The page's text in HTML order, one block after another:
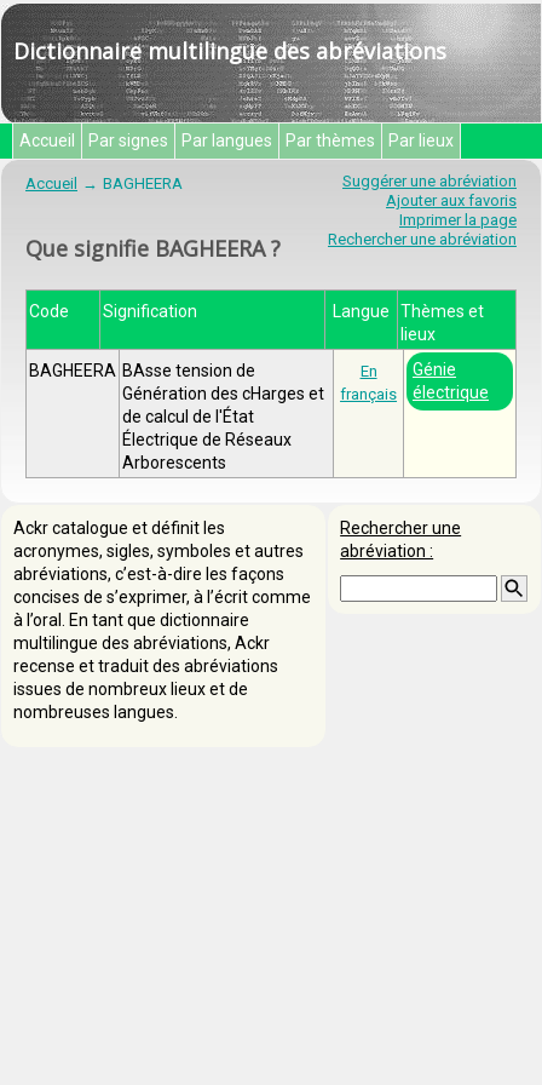
Dictionnaire multilingue des abréviations
Accueil Par signes Par langues Par thèmes Par lieux
Suggérer une abréviation
Ajouter aux favoris
Imprimer la page
Rechercher une abréviation
Accueil BAGHEERA
Que signifie BAGHEERA ?
Code Signification Langue
Thèmes et
lieux
BAGHEERA BAsse tension de
Génération des cHarges et
de calcul de l'État
Électrique de Réseaux
Arborescents
En
français
Génie
électrique
Rechercher une
abréviation :
Ackr catalogue et définit les
acronymes, sigles, symboles et autres
abréviations, c’est-à-dire les façons
concises de s’exprimer, à l’écrit comme
à l’oral. En tant que dictionnaire
multilingue des abréviations, Ackr
recense et traduit des abréviations
issues de nombreux lieux et de
nombreuses langues.